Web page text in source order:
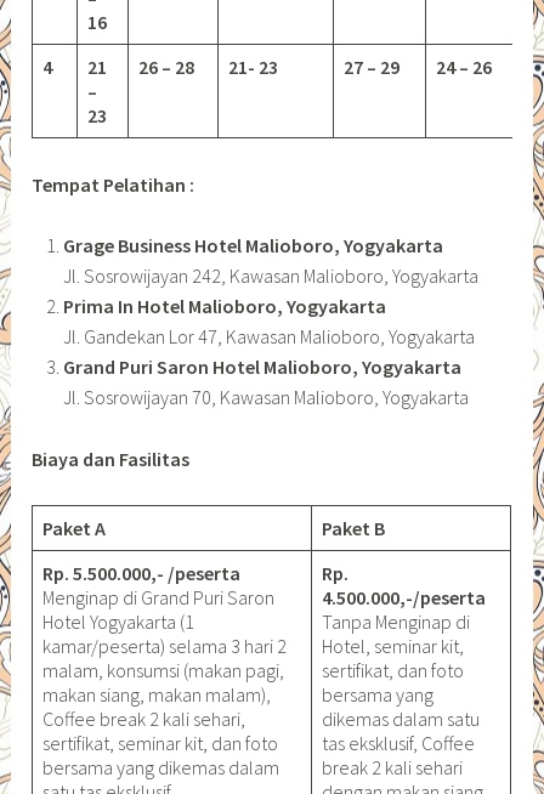
16
4
21
–
23
26 – 28 21- 23 27 – 29 24 – 26
Tempat Pelatihan :
Grage Business Hotel Malioboro, Yogyakarta
Jl. Sosrowijayan 242, Kawasan Malioboro, Yogyakarta
Prima In Hotel Malioboro, Yogyakarta
Jl. Gandekan Lor 47, Kawasan Malioboro, Yogyakarta
Grand Puri Saron Hotel Malioboro, Yogyakarta
Jl. Sosrowijayan 70, Kawasan Malioboro, Yogyakarta
Biaya dan Fasilitas
Paket A
Paket B
Rp. 5.500.000,- /peserta
Menginap di Grand Puri Saron
Hotel Yogyakarta (1
kamar/peserta) selama 3 hari 2
malam, konsumsi (makan pagi,
makan siang, makan malam),
Coffee break 2 kali sehari,
sertifikat, seminar kit, dan foto
bersama yang dikemas dalam
Rp.
4.500.000,-/peserta
Tanpa Menginap di
Hotel, seminar kit,
sertifikat, dan foto
bersama yang
dikemas dalam satu
tas eksklusif, Coffee
break 2 kali sehari